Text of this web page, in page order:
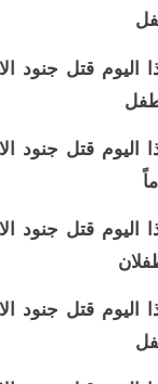
اليوم قتل جنود
اليوم قتل جنود
اليوم قتل جنود
اليوم قتل جنود